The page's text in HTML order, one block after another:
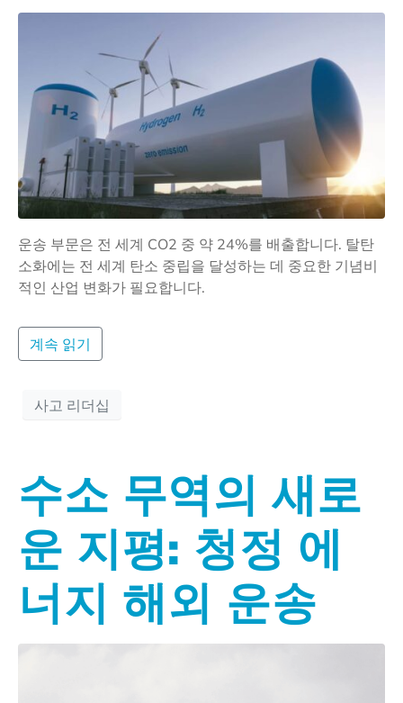
운송 부문은 전 세계 CO2 중 약 24%를 배출합니다. 탈탄
소화에는 전 세계 탄소 중립을 달성하는 데 중요한 기념비
적인 산업 변화가 필요합니다.
계속 읽기
사고 리더십
수소 무역의 새로
운 지평: 청정 에
너지 해외 운송